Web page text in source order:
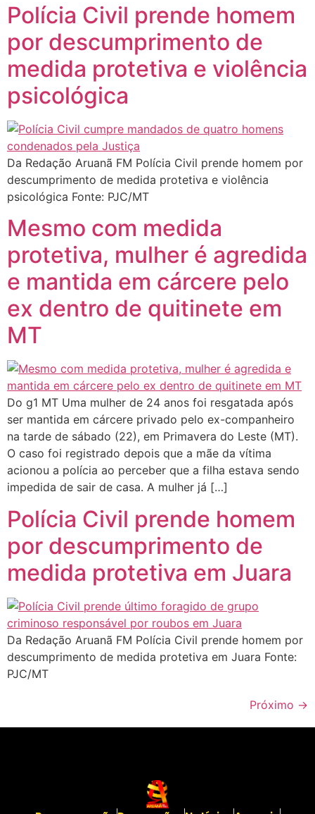
Polícia Civil prende homem
por descumprimento de
medida protetiva e violência
psicológica
Da Redação Aruanã FM Polícia Civil prende homem por
descumprimento de medida protetiva e violência
psicológica Fonte: PJC/MT
Mesmo com medida
protetiva, mulher é agredida
e mantida em cárcere pelo
ex dentro de quitinete em
MT
Do g1 MT Uma mulher de 24 anos foi resgatada após
ser mantida em cárcere privado pelo ex-companheiro
na tarde de sábado (22), em Primavera do Leste (MT).
O caso foi registrado depois que a mãe da vítima
acionou a polícia ao perceber que a filha estava sendo
impedida de sair de casa. A mulher já […]
Polícia Civil prende homem
por descumprimento de
medida protetiva em Juara
Da Redação Aruanã FM Polícia Civil prende homem por
descumprimento de medida protetiva em Juara Fonte:
PJC/MT
Próximo →